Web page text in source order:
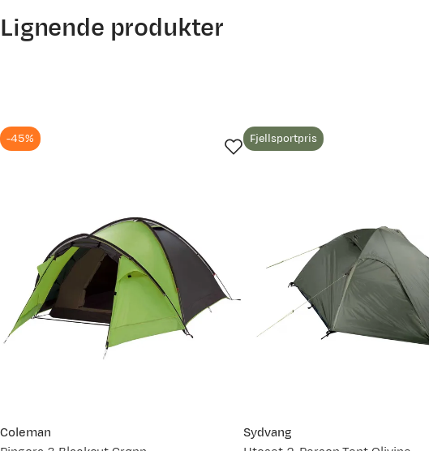
1000
3000
20.07.2026
06.08.2025
Lignende produkter
Coleman
-45%
Sydvang
Fjellsportpris